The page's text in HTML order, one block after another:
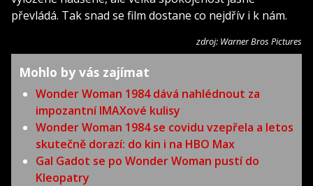
převládá. Tak snad se film dostane co nejdřív i k nám.
zdroj: Warner Bros Pictures
Mohlo by vás zajímat
Wonder Woman 1984 dává nahlédnout za
impozantní IMAXové kulisy
Wonder Woman 1984 se covidu vzepřela a letos
skutečně dorazí: do kin i na HBO Max
Gal Gadot se po Wonder Woman pustí do
Kleopatry